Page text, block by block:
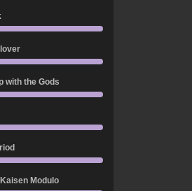
with the Gods
Modulo